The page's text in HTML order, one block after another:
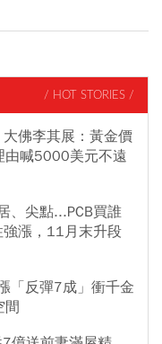
/ HOT STORIES /
佛李其展：黃金價
喊5000美元不遠
、尖點...PCB買誰
漲，11月末升段
「反彈7成」衝千金
間